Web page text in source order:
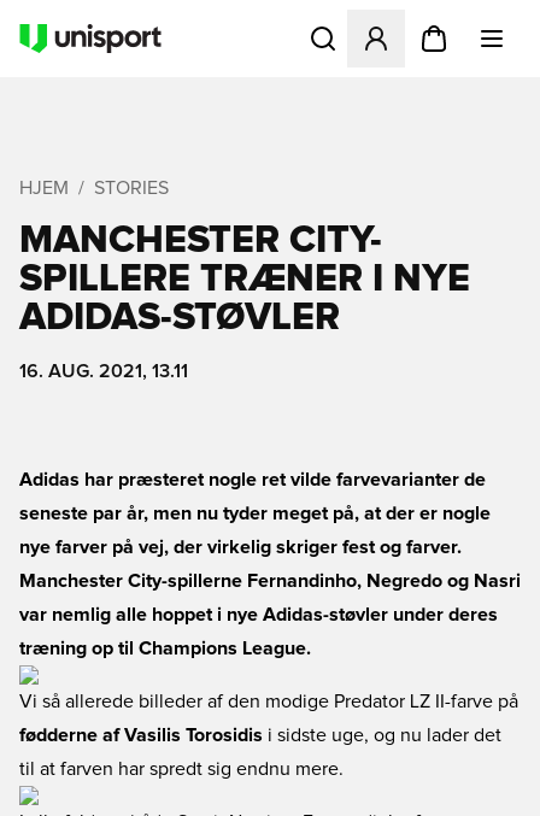
Åbner en Modal til at
HJEM STORIES
MANCHESTER CITY-
SPILLERE TRÆNER I NYE
ADIDAS-STØVLER
16. AUG. 2021, 13.11
Adidas har præsteret nogle ret vilde farvevarianter de
seneste par år, men nu tyder meget på, at der er nogle
nye farver på vej, der virkelig skriger fest og farver.
Manchester City-spillerne Fernandinho, Negredo og Nasri
var nemlig alle hoppet i nye Adidas-støvler under deres
træning op til Champions League.
Vi så allerede billeder af den modige Predator LZ II-farve på
fødderne af Vasilis Torosidis i sidste uge, og nu lader det
til at farven har spredt sig endnu mere.